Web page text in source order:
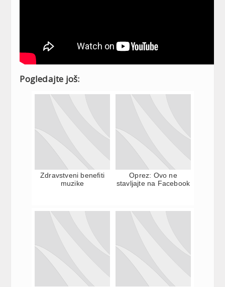
Pogledajte još:
Zdravstveni benefiti
muzike
Oprez: Ovo ne
stavljajte na Facebook